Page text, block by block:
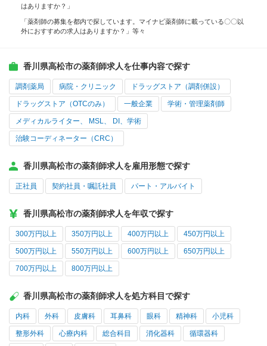
はありますか？」
「薬剤師の募集を都内で探しています。マイナビ薬剤師に載っている〇〇以
外におすすめの求人はありますか？」等々
香川県高松市の薬剤師求人を仕事内容で探す
調剤薬局 病院・クリニック ドラッグストア（調剤併設）
ドラッグストア（OTCのみ） 一般企業 学術・管理薬剤師
メディカルライター、 MSL、 DI、学術
治験コーディネーター（CRC）
香川県高松市の薬剤師求人を雇用形態で探す
正社員 契約社員・嘱託社員 パート・アルバイト
香川県高松市の薬剤師求人を年収で探す
300万円以上 350万円以上 400万円以上 450万円以上
500万円以上 550万円以上 600万円以上 650万円以上
700万円以上 800万円以上
香川県高松市の薬剤師求人を処方科目で探す
内科 外科 皮膚科 耳鼻科 眼科 精神科 小児科
整形外科 心療内科 総合科目 消化器科 循環器科